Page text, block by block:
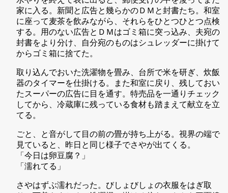
家に入る。新聞と広告と幾らかのＤＭと封書たち。和室
に座って麦茶を飲みながら、それらをひとつひとつ点検
する。用のない広告とＤＭはゴミ箱に突っ込み、夫宛の
封書をより分け、自分宛のものはシュレッダーに掛けて
からゴミ箱に捨てた。
取り込んでおいた洗濯物を畳み、台所で米を研ぎ、炊飯
器のタイマーを仕掛ける。また和室に戻り、残しておい
たスーパーの広告に目を通す。特売品を一通りチェック
してから、冷蔵庫に残っている食材も踏まえて献立を立
てる。
ごと、と音がして目の前の畳が持ち上がる。視界の端で
見ていると、昨日と同じ様子でさやが出てくる。
「今日は卵豆腐？」
「濡れてる」
さやはずぶ濡れだった。びしょびしょの衣服をはぎ取